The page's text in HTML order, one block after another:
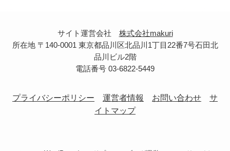
サイト運営会社 株式会社makuri
所在地 〒140-0001 東京都品川区北品川1丁目22番7号石田北
品川ビル2階
電話番号 03-6822-5449
プライバシーポリシー 運営者情報 お問い合わせ
サ
イトマップ